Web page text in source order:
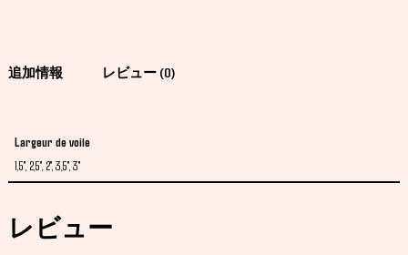
追加情報 レビュー (0)
Largeur de voile
1,5'', 2,5'', 2'', 3,5'', 3''
レビュー